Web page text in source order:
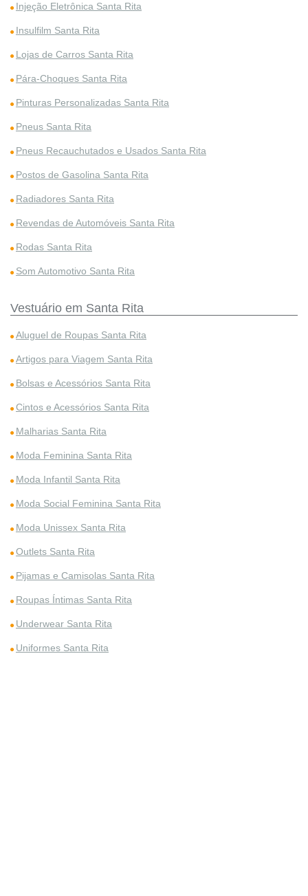
Injeção Eletrônica Santa Rita
Insulfilm Santa Rita
Lojas de Carros Santa Rita
Pára-Choques Santa Rita
Pinturas Personalizadas Santa Rita
Pneus Santa Rita
Pneus Recauchutados e Usados Santa Rita
Postos de Gasolina Santa Rita
Radiadores Santa Rita
Revendas de Automóveis Santa Rita
Rodas Santa Rita
Som Automotivo Santa Rita
Vestuário em Santa Rita
Aluguel de Roupas Santa Rita
Artigos para Viagem Santa Rita
Bolsas e Acessórios Santa Rita
Cintos e Acessórios Santa Rita
Malharias Santa Rita
Moda Feminina Santa Rita
Moda Infantil Santa Rita
Moda Social Feminina Santa Rita
Moda Unissex Santa Rita
Outlets Santa Rita
Pijamas e Camisolas Santa Rita
Roupas Íntimas Santa Rita
Underwear Santa Rita
Uniformes Santa Rita